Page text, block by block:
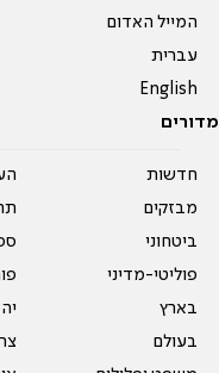
המייל האדום
עברית
English
מדורים
חדשות
מבזקים
ביטחוני
פוליטי-מדיני
בארץ
בעולם